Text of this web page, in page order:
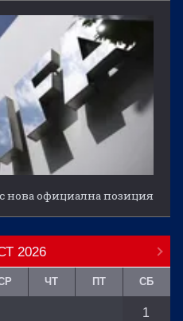
нова официална позиция
2026
ЧТ ПТ СБ
1